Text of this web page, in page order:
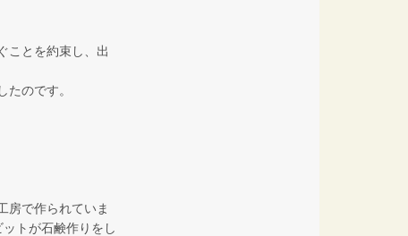
ことを約束し、出
のです。
房で作られていま
トが石鹸作りをし